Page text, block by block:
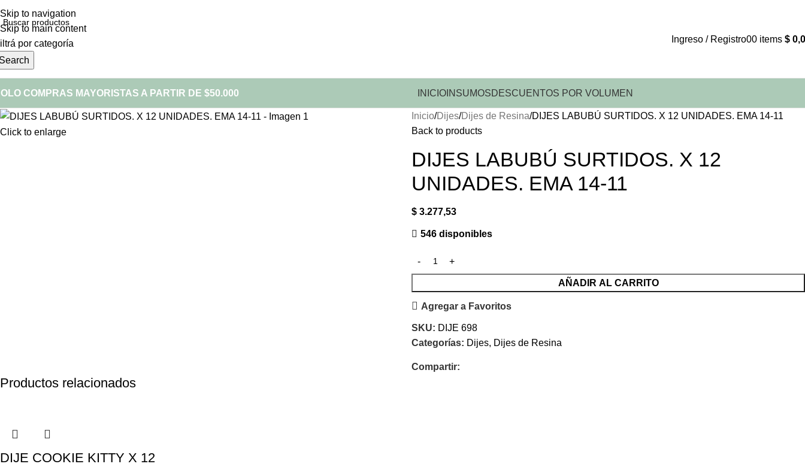
Skip to navigation
Skip to main content
por categoría
Ingreso / Registro00 items $
COMPRAS MAYORISTAS A PARTIR DE $50.000 INICIOINSUMOSDESCUENTOS POR VOLUMEN
Click to enlarge
Inicio Dijes Dijes de Resina DIJES LABUBÚ SURTIDOS. X 12 UNIDADES. EMA 14-11
Back to products
DIJES LABUBÚ SURTIDOS. X 12
UNIDADES. EMA 14-11
$ 3.277,53
546 disponibles
AÑADIR AL CARRITO
Agregar a Favoritos
SKU: DIJE 698
Categorías: Dijes, Dijes de Resina
Compartir:
Productos relacionados
DIJE COOKIE KITTY X 12